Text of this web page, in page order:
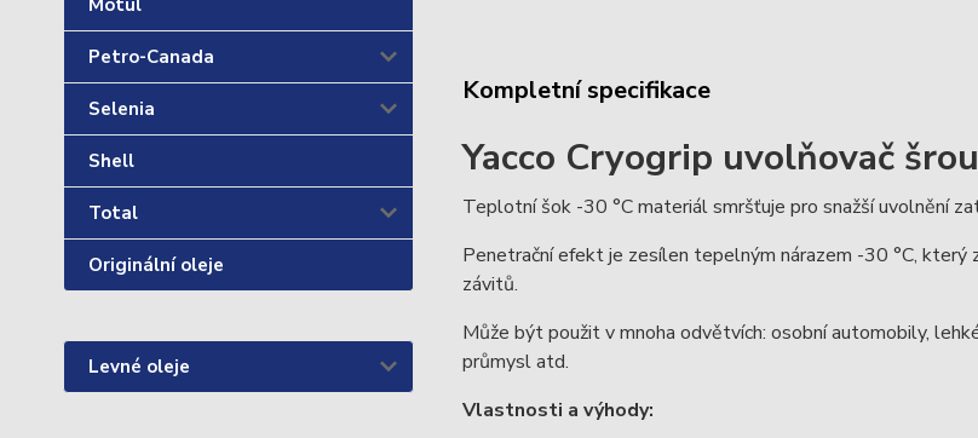
Motul
Petro-Canada
Selenia
Shell
Total
Originální oleje
Levné oleje
Kompletní specifikace
Yacco Cryogrip uvolňovač
Teplotní šok -30 °C materiál smršťuje pro snažší uvolnění
Penetrační efekt je zesílen tepelným nárazem -30 °C,
závitů.
Může být použit v mnoha odvětvích: osobní automobily,
průmysl atd.
Vlastnosti a výhody: